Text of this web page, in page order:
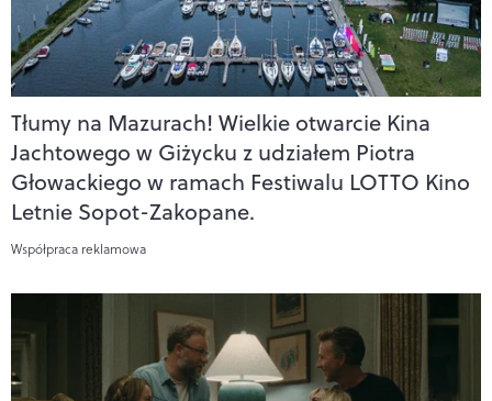
Tłumy na Mazurach! Wielkie otwarcie Kina
Jachtowego w Giżycku z udziałem Piotra
Głowackiego w ramach Festiwalu LOTTO Kino
Letnie Sopot-Zakopane.
Współpraca reklamowa